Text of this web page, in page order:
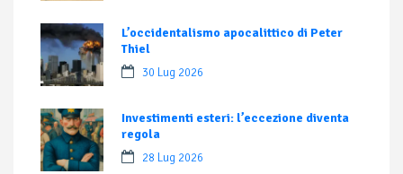
L’occidentalismo apocalittico di Peter
Thiel
30 Lug 2026
Investimenti esteri: l’eccezione diventa
regola
28 Lug 2026